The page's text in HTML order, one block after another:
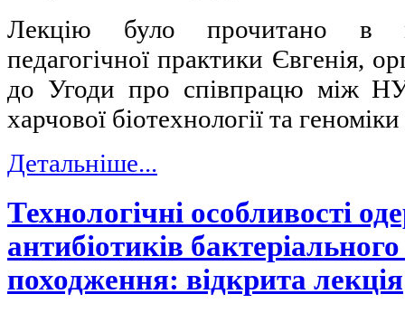
Лекцію було прочитано в
педагогічної практики Євгенія,
до Угоди про співпрацю між
харчової біотехнології та
Детальніше...
Технологічні особливості
антибіотиків
походження: відкрита лекція